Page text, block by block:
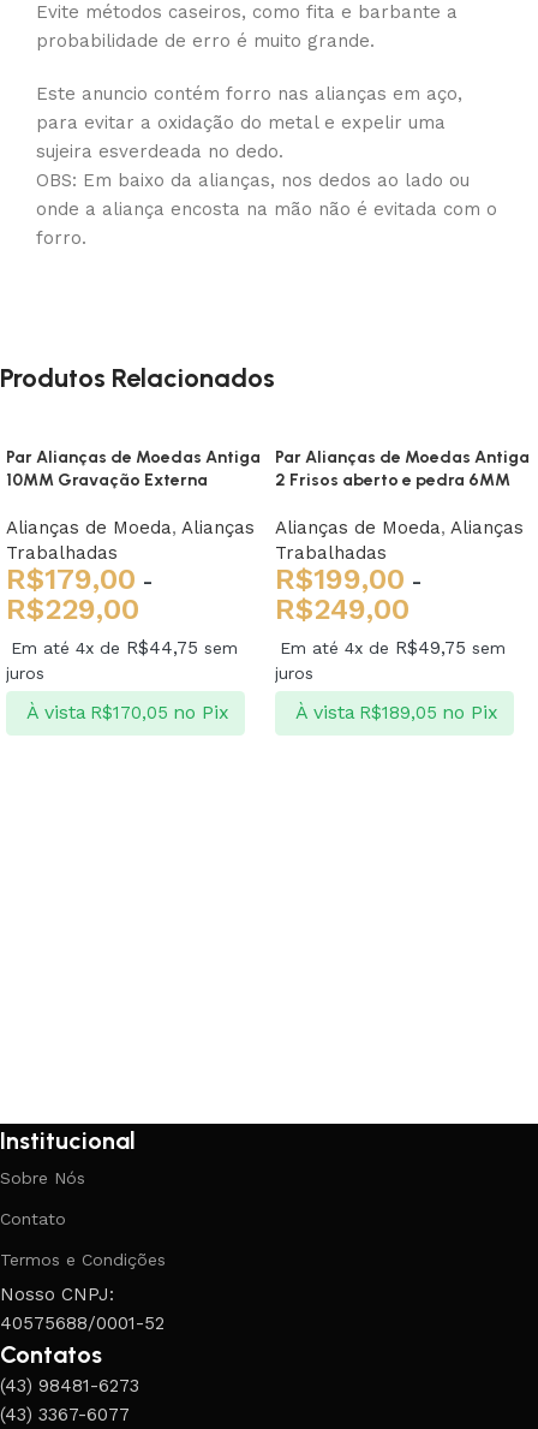
Evite métodos caseiros, como fita e barbante a
probabilidade de erro é muito grande.
Este anuncio contém forro nas alianças em aço,
para evitar a oxidação do metal e expelir uma
sujeira esverdeada no dedo.
OBS: Em baixo da alianças, nos dedos ao lado ou
onde a aliança encosta na mão não é evitada com o
forro.
Produtos Relacionados
Par Alianças de Moedas Antiga
10MM Gravação Externa
Alianças de Moeda, Alianças
Trabalhadas
R$179,00 -
R$229,00
Em até 4x de R$44,75 sem
juros
À vista R$170,05 no Pix
Par Alianças de Moedas Antiga
2 Frisos aberto e pedra 6MM
Alianças de Moeda, Alianças
Trabalhadas
R$199,00 -
R$249,00
Em até 4x de R$49,75 sem
juros
À vista R$189,05 no Pix
Institucional
Sobre Nós
Contato
Termos e Condições
Nosso CNPJ:
40575688/0001-52
Contatos
(43) 98481-6273
(43) 3367-6077